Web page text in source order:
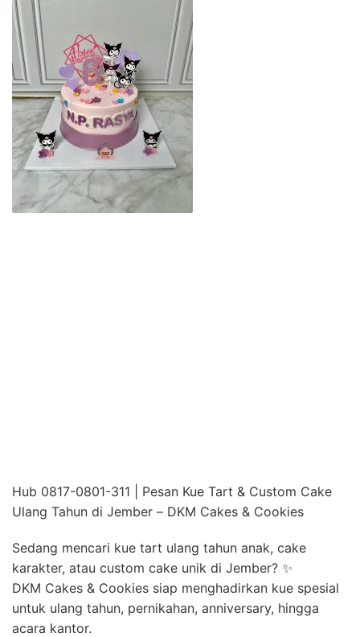
Hub 0817-0801-311 | Pesan Kue Tart & Custom Cake
Ulang Tahun di Jember – DKM Cakes & Cookies
Sedang mencari kue tart ulang tahun anak, cake
karakter, atau custom cake unik di Jember? ✨
DKM Cakes & Cookies siap menghadirkan kue spesial
untuk ulang tahun, pernikahan, anniversary, hingga
acara kantor.